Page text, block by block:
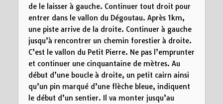
de le laisser à gauche. Continuer tout droit pour
entrer dans le vallon du Dégoutau. Après 1km,
une piste arrive de la droite. Continuer à gauche
jusqu’à rencontrer un chemin forestier à droite.
C’est le vallon du Petit Pierre. Ne pas l’emprunter
et continuer une cinquantaine de mètres. Au
début d’une boucle à droite, un petit cairn ainsi
qu’un pin marqué d’une flèche bleue, indiquent
le début d’un sentier. Il va monter jusqu’au